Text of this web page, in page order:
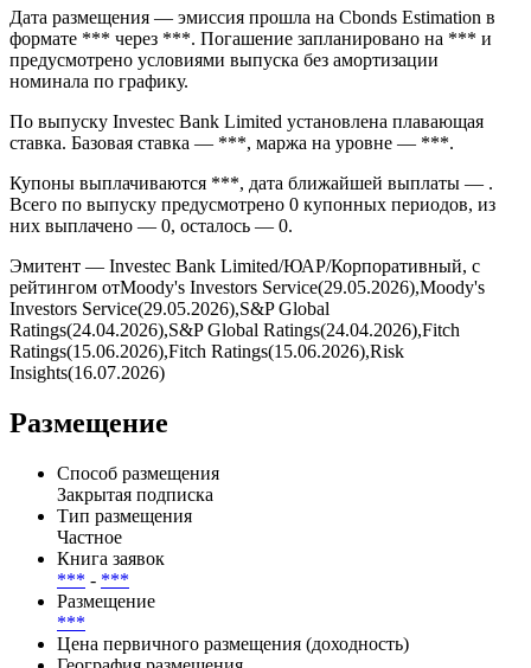
Дата размещения — эмиссия прошла на Cbonds Estimation в
формате *** через ***. Погашение запланировано на *** и
предусмотрено условиями выпуска без амортизации
номинала по графику.
По выпуску Investec Bank Limited установлена плавающая
ставка. Базовая ставка — ***, маржа на уровне — ***.
Купоны выплачиваются ***, дата ближайшей выплаты — .
Всего по выпуску предусмотрено 0 купонных периодов, из
них выплачено — 0, осталось — 0.
Эмитент — Investec Bank Limited/ЮАР/Корпоративный, с
рейтингом отMoody's Investors Service(29.05.2026),Moody's
Investors Service(29.05.2026),S&P Global
Ratings(24.04.2026),S&P Global Ratings(24.04.2026),Fitch
Ratings(15.06.2026),Fitch Ratings(15.06.2026),Risk
Insights(16.07.2026)
Размещение
Способ размещения
Закрытая подписка
Тип размещения
Частное
Книга заявок
*** - ***
Размещение
***
Цена первичного размещения (доходность)